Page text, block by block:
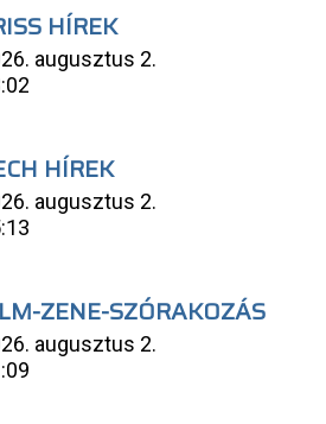
HÍREK
augusztus 2.
HÍREK
augusztus 2.
ZENE-SZÓRAKOZÁS
augusztus 2.